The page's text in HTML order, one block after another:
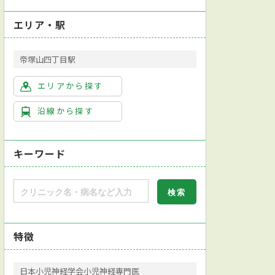
エリア・駅
帝塚山四丁目駅
エリアから探す
沿線から探す
キーワード
特徴
日本小児神経学会小児神経専門医